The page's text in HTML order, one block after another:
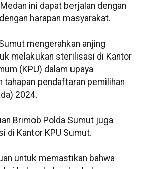
ini dapat berjalan dengan
harapan masyarakat.
mengerahkan anjing
melakukan sterilisasi di Kantor
(KPU) dalam upaya
tahapan pendaftaran pemilihan
2024.
Brimob Polda Sumut juga
di Kantor KPU Sumut.
untuk memastikan bahwa